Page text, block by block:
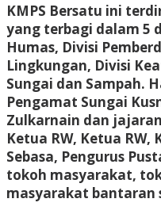
KMPS Bersatu ini
yang terbagi dalam 5
Humas, Divisi
Lingkungan, Divisi
Sungai dan Sampah.
Pengamat Sungai
Zulkarnain dan
Ketua RW, Ketua
Sebasa, Pengurus
tokoh masyarakat,
masyarakat bantaran